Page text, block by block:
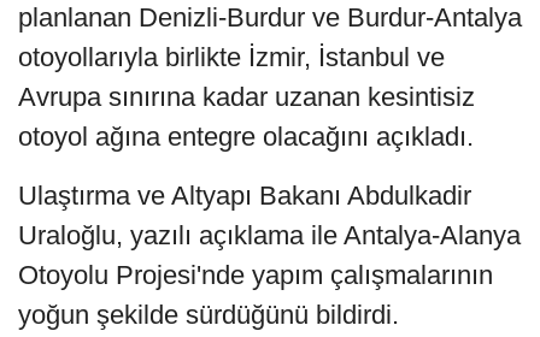
planlanan Denizli-Burdur ve Burdur-Antalya
otoyollarıyla birlikte İzmir, İstanbul ve
Avrupa sınırına kadar uzanan kesintisiz
otoyol ağına entegre olacağını açıkladı.
Ulaştırma ve Altyapı Bakanı Abdulkadir
Uraloğlu, yazılı açıklama ile Antalya-Alanya
Otoyolu Projesi'nde yapım çalışmalarının
yoğun şekilde sürdüğünü bildirdi.